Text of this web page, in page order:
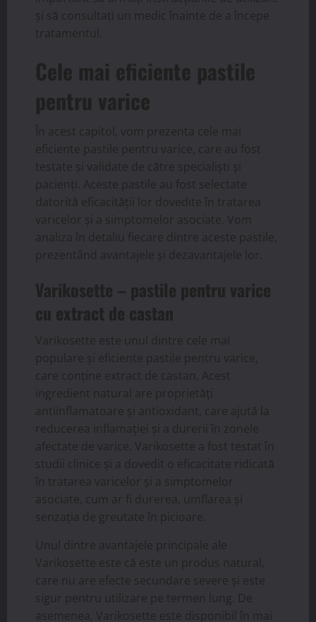
și să consultați un medic înainte de a începe
tratamentul.
Cele mai eficiente pastile
pentru varice
În acest capitol, vom prezenta cele mai
eficiente pastile pentru varice, care au fost
testate și validate de către specialiști și
pacienți. Aceste pastile au fost selectate
datorită eficacității lor dovedite în tratarea
varicelor și a simptomelor asociate. Vom
analiza în detaliu fiecare dintre aceste pastile,
prezentând avantajele și dezavantajele lor.
Varikosette – pastile pentru varice
cu extract de castan
Varikosette este unul dintre cele mai
populare și eficiente pastile pentru varice,
care conține extract de castan. Acest
ingredient natural are proprietăți
antiinflamatoare și antioxidant, care ajută la
reducerea inflamației și a durerii în zonele
afectate de varice. Varikosette a fost testat în
studii clinice și a dovedit o eficacitate ridicată
în tratarea varicelor și a simptomelor
asociate, cum ar fi durerea, umflarea și
senzația de greutate în picioare.
Unul dintre avantajele principale ale
Varikosette este că este un produs natural,
care nu are efecte secundare severe și este
sigur pentru utilizare pe termen lung. De
asemenea, Varikosette este disponibil în mai